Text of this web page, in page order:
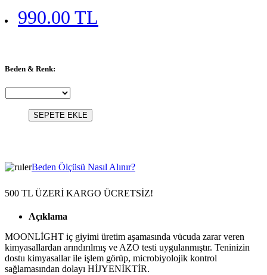
990.00 TL
Beden & Renk:
SEPETE EKLE
Beden Ölçüsü Nasıl Alınır?
500 TL ÜZERİ KARGO ÜCRETSİZ!
Açıklama
MOONLİGHT iç giyimi üretim aşamasında vücuda zarar veren
kimyasallardan arındırılmış ve AZO testi uygulanmıştır. Teninizin
dostu kimyasallar ile işlem görüp, microbiyolojik kontrol
sağlamasından dolayı HİJYENİKTİR.